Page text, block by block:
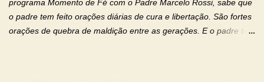
programa Momento de Fé com o Padre Marcelo Rossi, sabe que
o padre tem feito orações diárias de cura e libertação. São fortes
orações de quebra de maldição entre as gerações. E o padre tem